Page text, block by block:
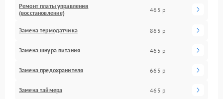
Ремонт платы управления
(восстановление)
465 р
Замена термодатчика 865 р
Замена шнура питания 465 р
Замена предохранителя 665 р
Замена таймера 465 р